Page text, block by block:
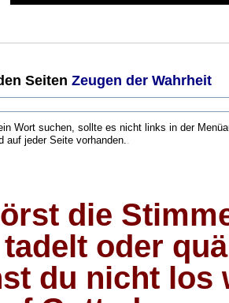
Seiten Zeugen der Wahrheit
Wort suchen, sollte es nicht links in der
auf jeder Seite vorhanden..
die
oder
du nicht los